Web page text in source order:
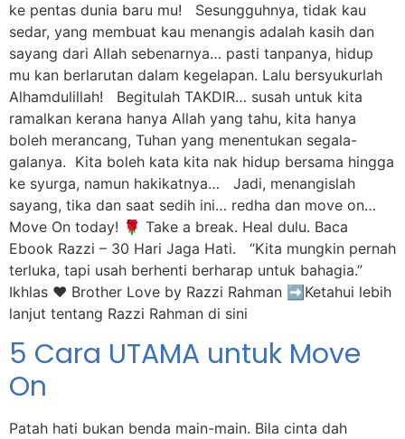
ke pentas dunia baru mu! Sesungguhnya, tidak kau
sedar, yang membuat kau menangis adalah kasih dan
sayang dari Allah sebenarnya… pasti tanpanya, hidup
mu kan berlarutan dalam kegelapan. Lalu bersyukurlah
Alhamdulillah! Begitulah TAKDIR… susah untuk kita
ramalkan kerana hanya Allah yang tahu, kita hanya
boleh merancang, Tuhan yang menentukan segala-
galanya. Kita boleh kata kita nak hidup bersama hingga
ke syurga, namun hakikatnya… Jadi, menangislah
sayang, tika dan saat sedih ini… redha dan move on…
Move On today! 🌹 Take a break. Heal dulu. Baca
Ebook Razzi – 30 Hari Jaga Hati. “Kita mungkin pernah
terluka, tapi usah berhenti berharap untuk bahagia.”
Ikhlas ❤️ Brother Love by Razzi Rahman ➡️Ketahui lebih
lanjut tentang Razzi Rahman di sini
5 Cara UTAMA untuk Move
On
Patah hati bukan benda main-main. Bila cinta dah